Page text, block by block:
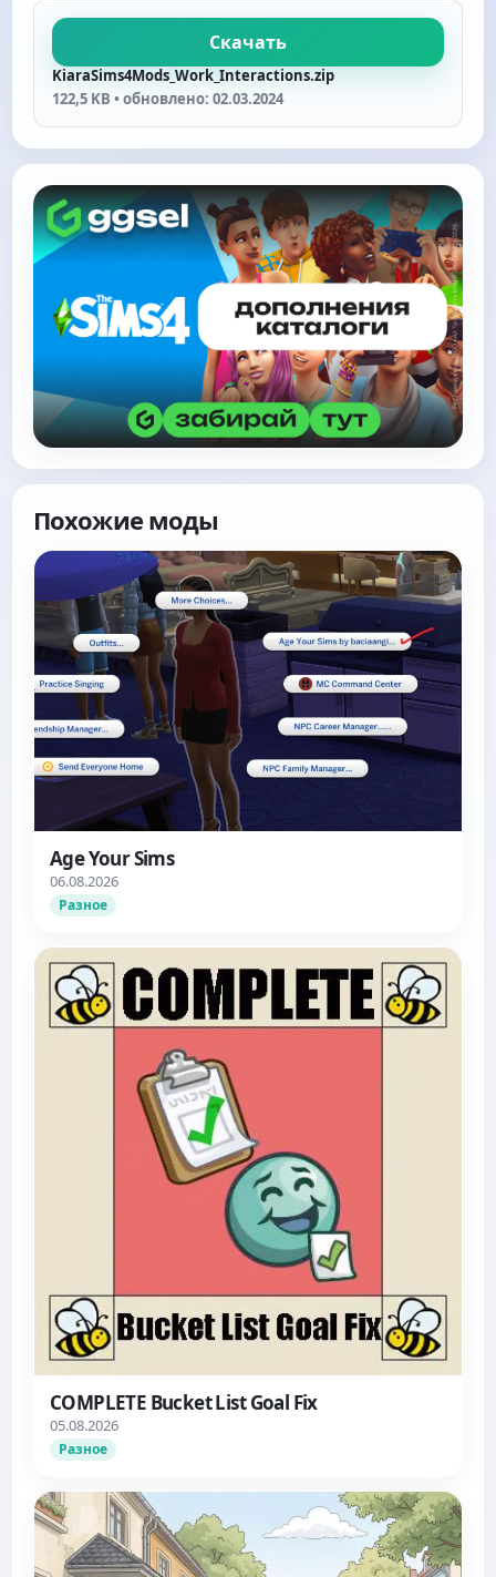
Скачать
KiaraSims4Mods_Work_Interactions.zip
122,5 KB • обновлено: 02.03.2024
Похожие моды
Age Your Sims
06.08.2026
Разное
COMPLETE Bucket List Goal Fix
05.08.2026
Разное